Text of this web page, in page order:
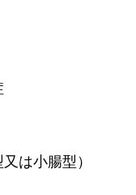
は小腸型）